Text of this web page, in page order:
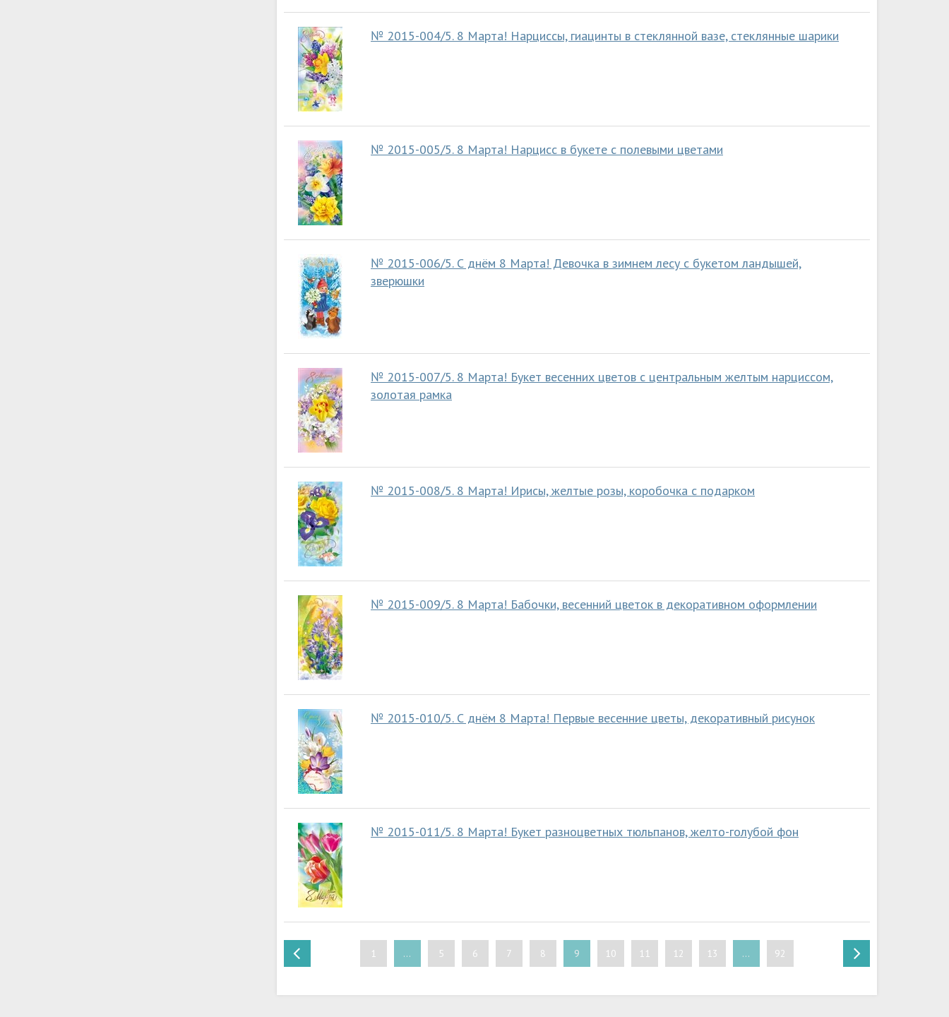
№ 2015-004/5. 8 Марта! Нарциссы, гиацинты в стеклянной вазе, стеклянные шарики
№ 2015-005/5. 8 Марта! Нарцисс в букете с полевыми цветами
№ 2015-006/5. С днём 8 Марта! Девочка в зимнем лесу с букетом ландышей,
зверюшки
№ 2015-007/5. 8 Марта! Букет весенних цветов с центральным желтым нарциссом,
золотая рамка
№ 2015-008/5. 8 Марта! Ирисы, желтые розы, коробочка с подарком
№ 2015-009/5. 8 Марта! Бабочки, весенний цветок в декоративном оформлении
№ 2015-010/5. С днём 8 Марта! Первые весенние цветы, декоративный рисунок
№ 2015-011/5. 8 Марта! Букет разноцветных тюльпанов, желто-голубой фон
1 ... 5 6 7 8 9 10 11 12 13 ... 92